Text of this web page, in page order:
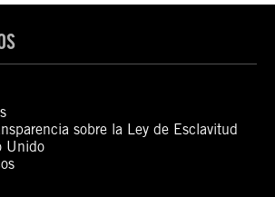
sobre la Ley de Esclavitud
Unido